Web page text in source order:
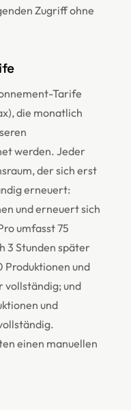
Zugriff ohne
Tarife
die monatlich
werden. Jeder
der sich erst
erneuert:
und erneuert sich
umfasst 75
3 Stunden später
Produktionen und
vollständig; und
und
einen manuellen